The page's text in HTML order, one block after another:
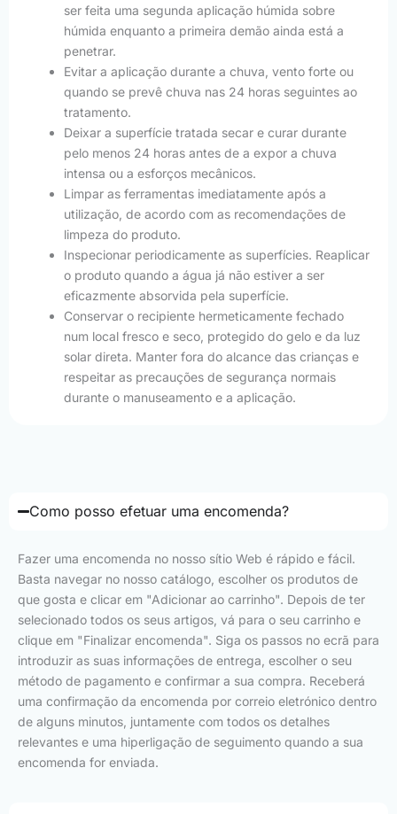
ser feita uma segunda aplicação húmida sobre
húmida enquanto a primeira demão ainda está a
penetrar.
Evitar a aplicação durante a chuva, vento forte ou
quando se prevê chuva nas 24 horas seguintes ao
tratamento.
Deixar a superfície tratada secar e curar durante
pelo menos 24 horas antes de a expor a chuva
intensa ou a esforços mecânicos.
Limpar as ferramentas imediatamente após a
utilização, de acordo com as recomendações de
limpeza do produto.
Inspecionar periodicamente as superfícies. Reaplicar
o produto quando a água já não estiver a ser
eficazmente absorvida pela superfície.
Conservar o recipiente hermeticamente fechado
num local fresco e seco, protegido do gelo e da luz
solar direta. Manter fora do alcance das crianças e
respeitar as precauções de segurança normais
durante o manuseamento e a aplicação.
Como posso efetuar uma encomenda?
Fazer uma encomenda no nosso sítio Web é rápido e fácil.
Basta navegar no nosso catálogo, escolher os produtos de
que gosta e clicar em "Adicionar ao carrinho". Depois de ter
selecionado todos os seus artigos, vá para o seu carrinho e
clique em "Finalizar encomenda". Siga os passos no ecrã para
introduzir as suas informações de entrega, escolher o seu
método de pagamento e confirmar a sua compra. Receberá
uma confirmação da encomenda por correio eletrónico dentro
de alguns minutos, juntamente com todos os detalhes
relevantes e uma hiperligação de seguimento quando a sua
encomenda for enviada.